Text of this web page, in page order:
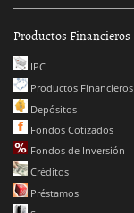
Productos Financieros
IPC
Productos Financieros
Depósitos
Fondos Cotizados
Fondos de Inversión
Créditos
Préstamos